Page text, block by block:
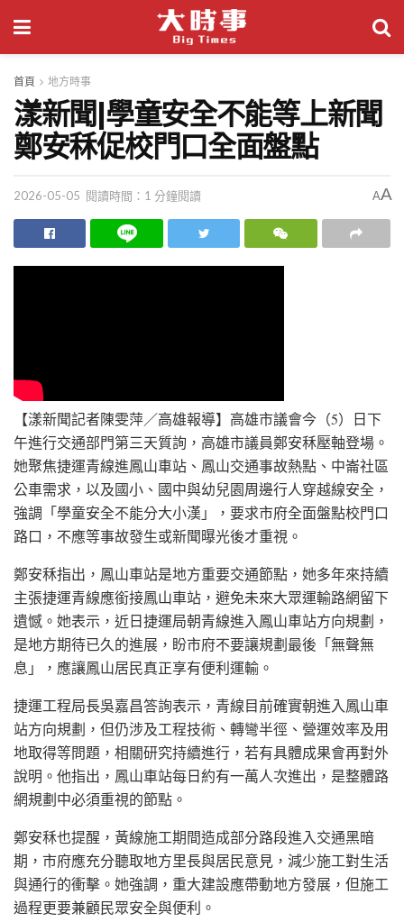
首頁 地方時事
漾新聞|學童安全不能等上新聞
鄭安秝促校門口全面盤點
2026-05-05 閱讀時間：1 分鐘閱讀 AA
【漾新聞記者陳雯萍／高雄報導】高雄市議會今（5）日下
午進行交通部門第三天質詢，高雄市議員鄭安秝壓軸登場。
她聚焦捷運青線進鳳山車站、鳳山交通事故熱點、中崙社區
公車需求，以及國小、國中與幼兒園周邊行人穿越線安全，
強調「學童安全不能分大小漢」，要求市府全面盤點校門口
路口，不應等事故發生或新聞曝光後才重視。
鄭安秝指出，鳳山車站是地方重要交通節點，她多年來持續
主張捷運青線應銜接鳳山車站，避免未來大眾運輸路網留下
遺憾。她表示，近日捷運局朝青線進入鳳山車站方向規劃，
是地方期待已久的進展，盼市府不要讓規劃最後「無聲無
息」，應讓鳳山居民真正享有便利運輸。
捷運工程局長吳嘉昌答詢表示，青線目前確實朝進入鳳山車
站方向規劃，但仍涉及工程技術、轉彎半徑、營運效率及用
地取得等問題，相關研究持續進行，若有具體成果會再對外
說明。他指出，鳳山車站每日約有一萬人次進出，是整體路
網規劃中必須重視的節點。
鄭安秝也提醒，黃線施工期間造成部分路段進入交通黑暗
期，市府應充分聽取地方里長與居民意見，減少施工對生活
與通行的衝擊。她強調，重大建設應帶動地方發展，但施工
過程更要兼顧民眾安全與便利。